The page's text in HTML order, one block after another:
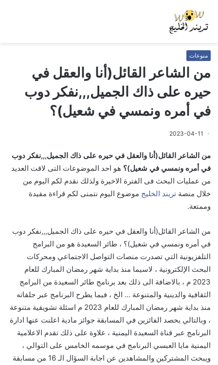
منوعات
من الشاعر القائل(أنا والعقل في
حيره على ذاك الجميل,,,نفكر دوب
في أمره ونمسي في شعيل)؟
2023-04-11
من الشاعر القائل(أنا والعقل في حيره على ذاك الجميل,,,نفكر دوب
في أمره ونمسي في شعيل)؟ هو احد الموضوعات التى لاقت العديد
من عمليات البحث فى الفترة الاخيرة ولذلك نقدم لكم اليوم من
خلال منصة تريند الخليج موضوع اليوم نتمنى لكم قراءة مفيدة
وممتعة.
من الشاعر القائل(أنا والعقل في حيره على ذاك الجميل,,,نفكر دوب
في أمره ونمسي في شعيل)؟ ، طائر السعيدة هو من البرامج
التلفزيونية التي تصدرت منصات التواصل الاجتماعي ومحركات
البحث الإلكترونية ، لاسيما منذ بداية شهر رمضان المبارك للعام
2023 م ، بالاضافة الى ذلك بعد برنامج طائر السعيدة من البرامج
الثقافية والدينية والمتنوعة … الخ ، فيما يطرح البرنامج عبر حلقاته
منذ بداية شهر رمضان المبارك للعام 2023 م اسئلة تشويقية متنوعة
، وبالتالي يحصد الفائزين في المسابقة جوائز مادية اعلنت عنها ادارة
البرنامج عبر قناة السعيدة اليمنية ، علاوة على ذلك تقدم الاعلامية
اليمنية مايا العبسي البرنامج في موسمه الخامس على التوالي ،
ويبحث المشتركين والمشاهدين عن اجابة السؤال الـ 16 من مسابقة